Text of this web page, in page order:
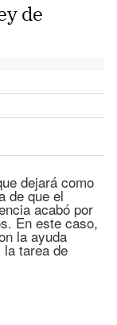
de
dejará como
de que el
acabó por
En este caso,
la ayuda
tarea de